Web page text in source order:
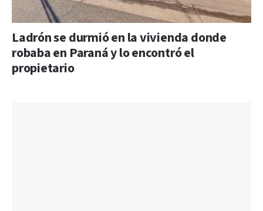
Ladrón se durmió en la vivienda donde
robaba en Paraná y lo encontró el
propietario